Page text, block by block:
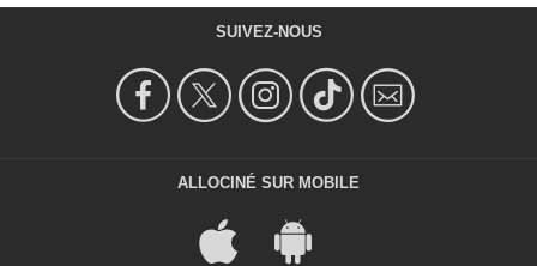
SUIVEZ-NOUS
ALLOCINÉ SUR MOBILE